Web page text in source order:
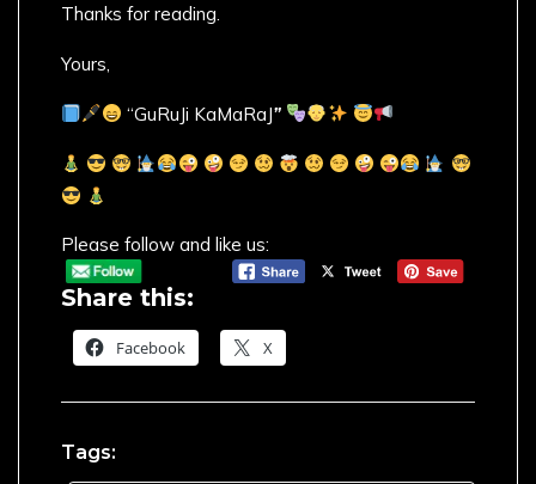
Thanks for reading.
Yours,
“GuRuJi KaMaRaJ”
Please follow and like us:
Share this:
Facebook X
Tags: